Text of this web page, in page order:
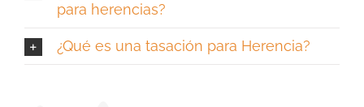
para herencias?
¿Qué es una tasación para Herencia?